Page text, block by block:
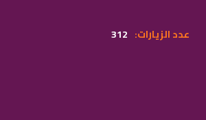
312 :عدد الزيارات